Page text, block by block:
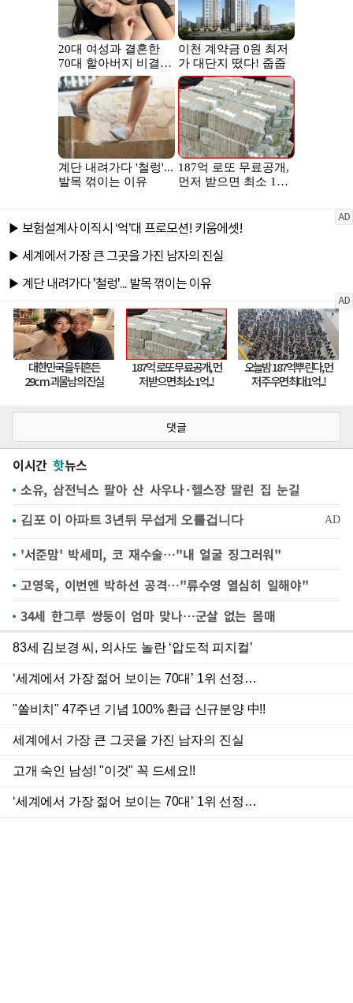
댓글
이시간 핫뉴스
소유, 삼전닉스 팔아 산 사우나·헬스장 딸린 집 눈길
'서준맘' 박세미, 코 재수술…"내 얼굴 징그러워"
고영욱, 이번엔 박하선 공격…"류수영 열심히 일해야"
34세 한그루 쌍둥이 엄마 맞나…군살 없는 몸매